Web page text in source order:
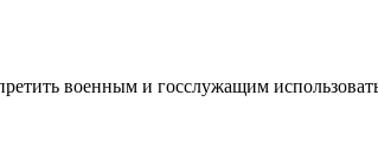
военным и госслужащим